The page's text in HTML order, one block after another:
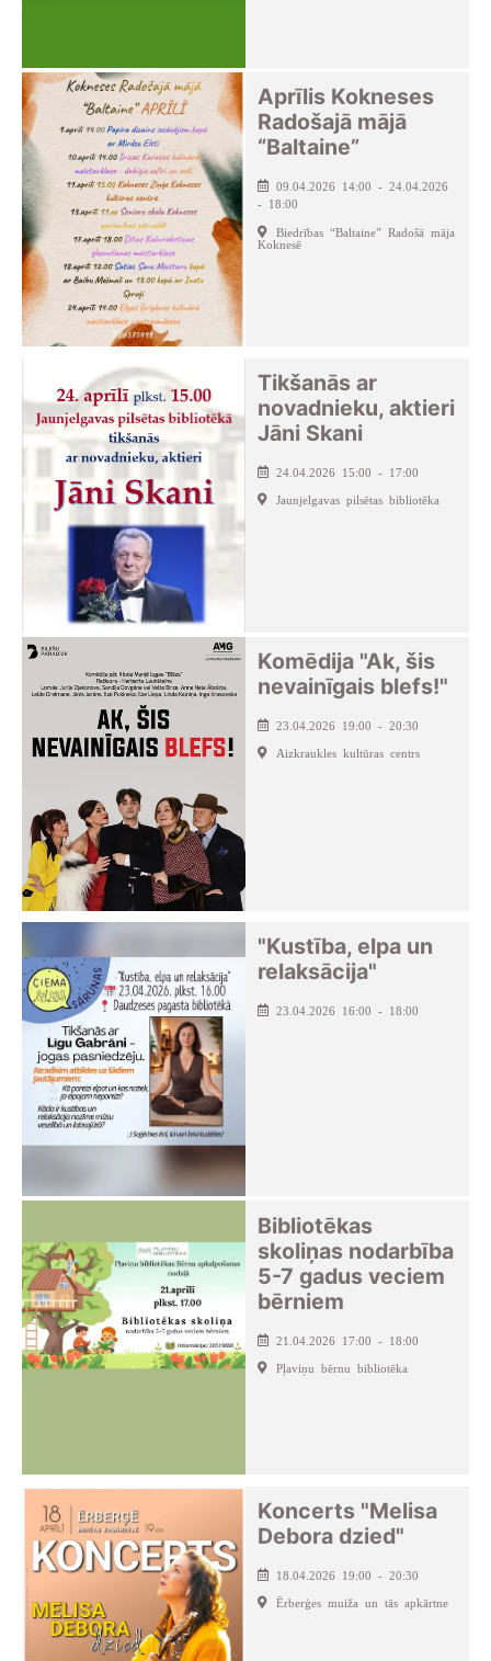
Aprīlis Kokneses
Radošajā mājā
“Baltaine”
09.04.2026 14:00 - 24.04.2026
- 18:00
Biedrības “Baltaine” Radošā māja
Koknesē
Tikšanās ar
novadnieku, aktieri
Jāni Skani
24.04.2026 15:00 - 17:00
Jaunjelgavas pilsētas bibliotēka
Komēdija "Ak, šis
nevainīgais blefs!"
23.04.2026 19:00 - 20:30
Aizkraukles kultūras centrs
"Kustība, elpa un
relaksācija"
23.04.2026 16:00 - 18:00
Bibliotēkas
skoliņas nodarbība
5-7 gadus veciem
bērniem
21.04.2026 17:00 - 18:00
Pļaviņu bērnu bibliotēka
Koncerts "Melisa
Debora dzied"
18.04.2026 19:00 - 20:30
Ērberģes muiža un tās apkārtne